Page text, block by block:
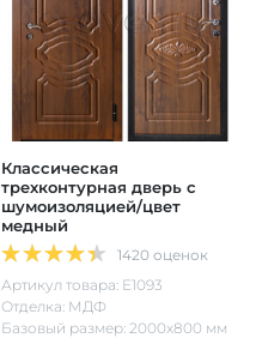
Классическая
трехконтурная дверь с
шумоизоляцией/цвет
медный
1420 оценок
Артикул товара: Е1093
Отделка: МДФ
Базовый размер: 2000х800 мм